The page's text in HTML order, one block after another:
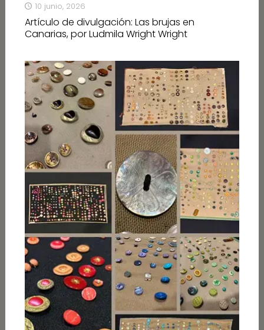
10 junio, 2026
Artículo de divulgación: Las brujas en
Canarias, por Ludmila Wright Wright